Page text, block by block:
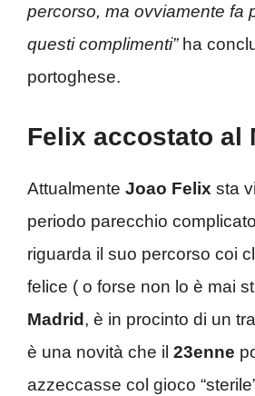
percorso, ma ovviamente fa
questi complimenti”ha
portoghese.
Felix accostato al
Attualmente Joao Felix sta
periodo parecchio
riguarda il suo percorso coi
felice ( o forse non lo è mai
Madrid , è in procinto di un
è una novità che il 23enne
azzeccasse col gioco